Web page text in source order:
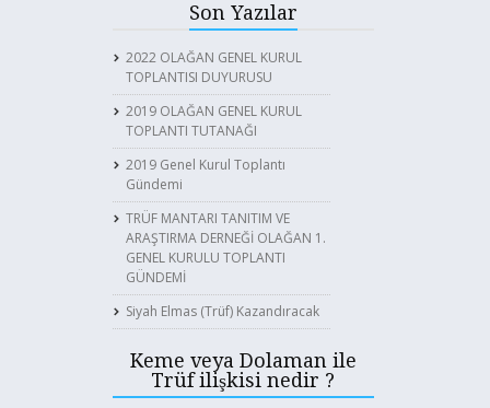
Son Yazılar
2022 OLAĞAN GENEL KURUL
TOPLANTISI DUYURUSU
2019 OLAĞAN GENEL KURUL
TOPLANTI TUTANAĞI
2019 Genel Kurul Toplantı
Gündemi
TRÜF MANTARI TANITIM VE
ARAŞTIRMA DERNEĞİ OLAĞAN 1.
GENEL KURULU TOPLANTI
GÜNDEMİ
Siyah Elmas (Trüf) Kazandıracak
Keme veya Dolaman ile
Trüf ilişkisi nedir ?